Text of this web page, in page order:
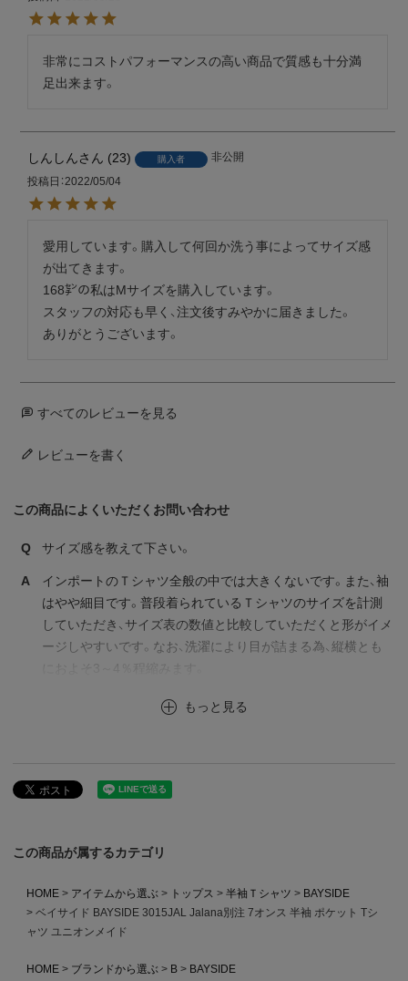
非常にコストパフォーマンスの高い商品で質感も十分満
しんしん 23 購入者
非公開
投稿日 2022/05/04
愛用しています。購入して何回か洗う事によってサイズ感
が出てきます。
168㌢の私はMサイズを購入しています。
スタッフの対応も早く、注文後すみやかに届きました。
ありがとうございます。
すべてのレビューを見る
レビューを書く
この商品によくいただくお問い合わせ
Q サイズ感を教えて下さい。
A
インポートのＴシャツ全般の中では大きくないです。また、袖
はやや細目です。普段着られているＴシャツのサイズを計測
していただき、サイズ表の数値と比較していただくと形がイメ
ージしやすいです。なお、洗濯により目が詰まる為、縦横とも
におよそ3～4％程縮みます。
もっと見る
この商品が属するカテゴリ
HOME アイテムから選ぶ トップス 半袖Ｔシャツ
BAYSIDE
ベイサイド BAYSIDE 3015JAL Jalana別注 7オンス 半袖 ポケット Tシ
ャツ ユニオンメイド
HOME ブランドから選ぶ B
BAYSIDE